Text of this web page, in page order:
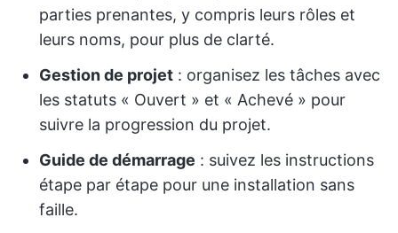
parties prenantes, y compris leurs rôles et
leurs noms, pour plus de clarté.
Gestion de projet : organisez les tâches avec
les statuts « Ouvert » et « Achevé » pour
suivre la progression du projet.
Guide de démarrage : suivez les instructions
étape par étape pour une installation sans
faille.